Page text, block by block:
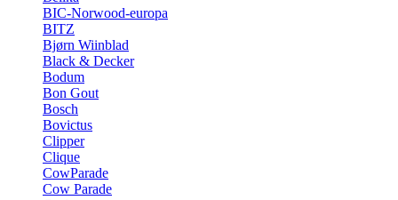
BIC-Norwood-europa
BITZ
Bjørn Wiinblad
Black & Decker
Bodum
Bon Gout
Bosch
Bovictus
Clipper
Clique
CowParade
Cow Parade